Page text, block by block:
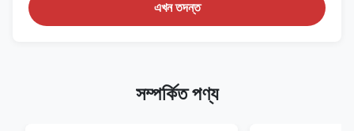
এখন তদন্ত
সম্পর্কিত পণ্য